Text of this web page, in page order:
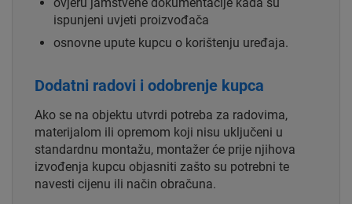
ispunjeni uvjeti proizvođača
osnovne upute kupcu o korištenju uređaja.
Dodatni radovi i odobrenje kupca
Ako se na objektu utvrdi potreba za radovima,
materijalom ili opremom koji nisu uključeni u
standardnu montažu, montažer će prije njihova
izvođenja kupcu objasniti zašto su potrebni te
navesti cijenu ili način obračuna.